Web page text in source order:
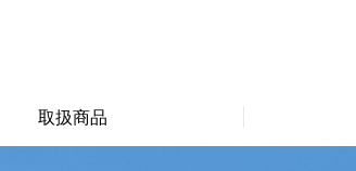
取扱商品